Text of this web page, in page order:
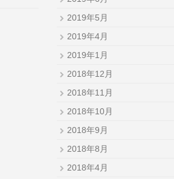
2019年5月
2019年4月
2019年1月
2018年12月
2018年11月
2018年10月
2018年9月
2018年8月
2018年4月